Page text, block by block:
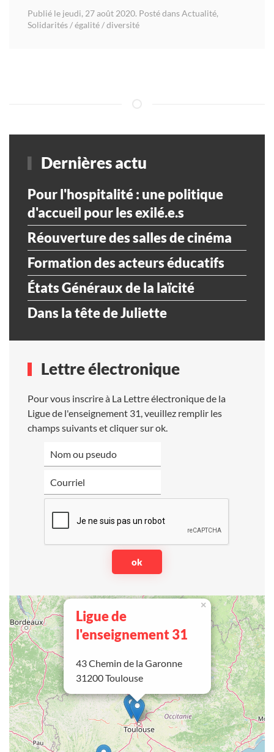
Publié le jeudi, 27 août 2020. Posté dansActualité,
Solidarités / égalité / diversité
Dernières actu
Pour l'hospitalité : une politique
d'accueil pour les exilé.e.s
Réouverture des salles de cinéma
Formation des acteurs éducatifs
États Généraux de la laïcité
Dans la tête de Juliette
Lettre électronique
Pour vous inscrire à La Lettre électronique de la
Ligue de l'enseignement 31, veuillez remplir les
champs suivants et cliquer sur ok.
Ligue de
l'enseignement 31
43 Chemin de la Garonne
31200 Toulouse
×